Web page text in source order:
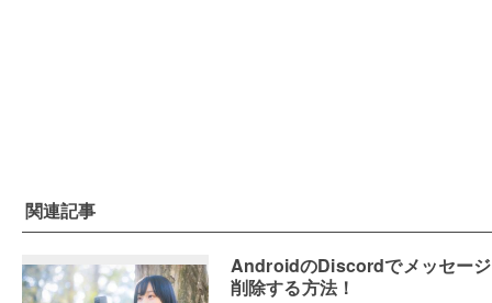
関連記事
AndroidのDiscordでメッセー
削除する方法！